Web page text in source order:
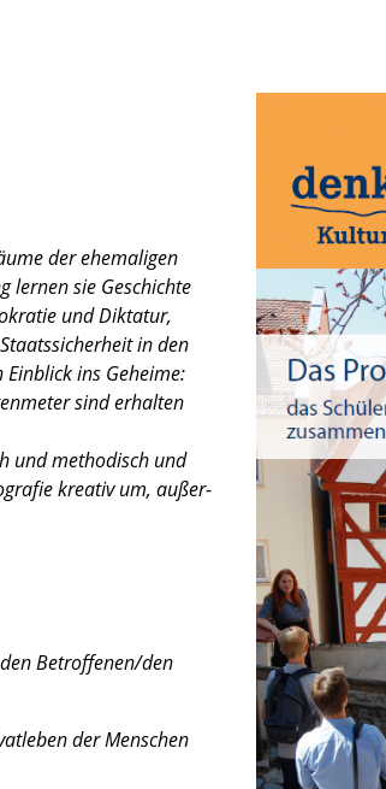
der ehema­li­gen
lernen sie Geschichte
und Dikta­tur,
in den
Einblick ins Geheime:
sind erhal­ten
und metho­disch und
kreativ um, außer­
Betroffenen/den
der Menschen